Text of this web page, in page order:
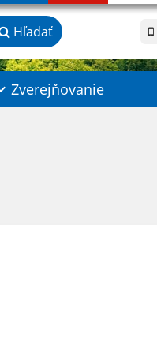
Hľadať
Zverejňovanie